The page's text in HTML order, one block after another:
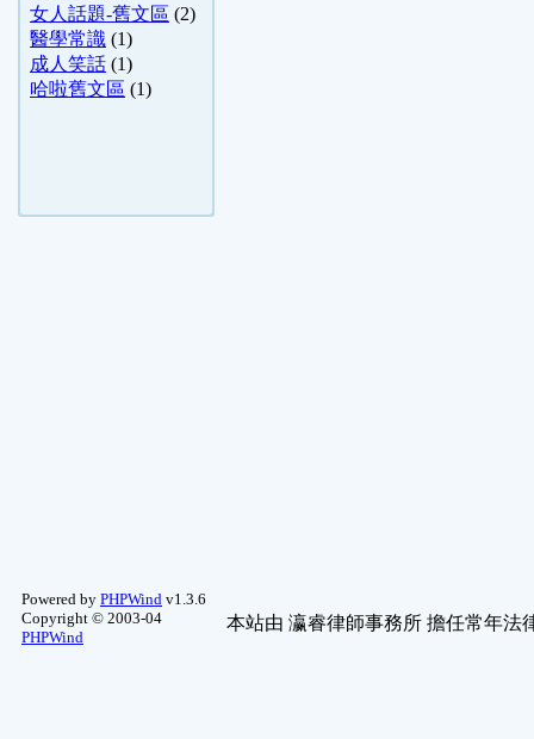
女人話題-舊文區 (2)
醫學常識 (1)
成人笑話 (1)
哈啦舊文區 (1)
Powered by PHPWind v1.3.6
Copyright © 2003-04
PHPWind
本站由 瀛睿律師事務所 擔任常年法